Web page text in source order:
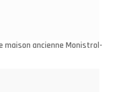
ancienne Monistrol-